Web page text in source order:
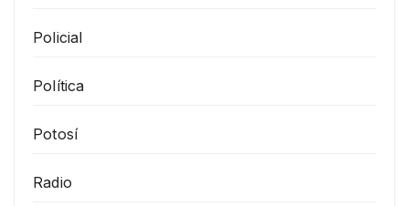
Policial
Política
Potosí
Radio